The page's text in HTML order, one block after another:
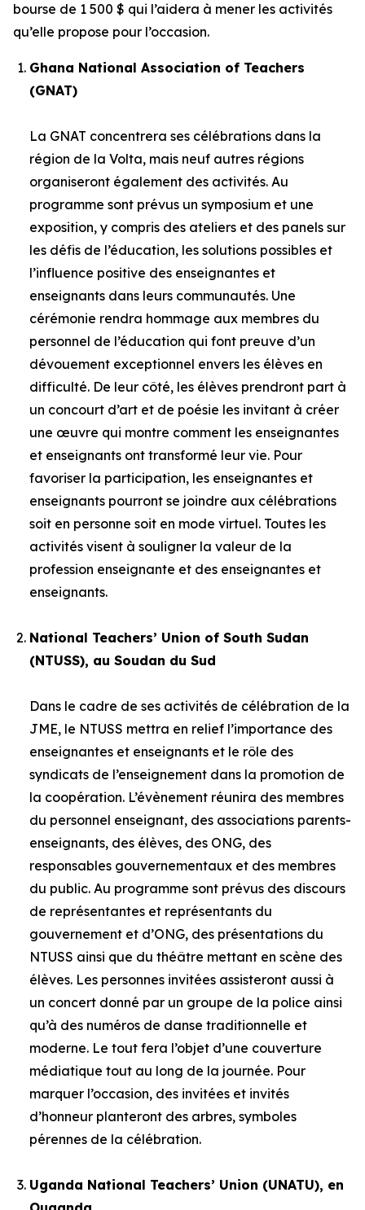
bourse de 1 500 $ qui l’aidera à mener les activités
qu’elle propose pour l’occasion.
Ghana National Association of Teachers
(GNAT)
La GNAT concentrera ses célébrations dans la
région de la Volta, mais neuf autres régions
organiseront également des activités. Au
programme sont prévus un symposium et une
exposition, y compris des ateliers et des panels sur
les défis de l’éducation, les solutions possibles et
l’influence positive des enseignantes et
enseignants dans leurs communautés. Une
cérémonie rendra hommage aux membres du
personnel de l’éducation qui font preuve d’un
dévouement exceptionnel envers les élèves en
difficulté. De leur côté, les élèves prendront part à
un concourt d’art et de poésie les invitant à créer
une œuvre qui montre comment les enseignantes
et enseignants ont transformé leur vie. Pour
favoriser la participation, les enseignantes et
enseignants pourront se joindre aux célébrations
soit en personne soit en mode virtuel. Toutes les
activités visent à souligner la valeur de la
profession enseignante et des enseignantes et
enseignants.
National Teachers’ Union of South Sudan
(NTUSS), au Soudan du Sud
Dans le cadre de ses activités de célébration de la
JME, le NTUSS mettra en relief l’importance des
enseignantes et enseignants et le rôle des
syndicats de l’enseignement dans la promotion de
la coopération. L’évènement réunira des membres
du personnel enseignant, des associations parents-
enseignants, des élèves, des ONG, des
responsables gouvernementaux et des membres
du public. Au programme sont prévus des discours
de représentantes et représentants du
gouvernement et d’ONG, des présentations du
NTUSS ainsi que du théâtre mettant en scène des
élèves. Les personnes invitées assisteront aussi à
un concert donné par un groupe de la police ainsi
qu’à des numéros de danse traditionnelle et
moderne. Le tout fera l’objet d’une couverture
médiatique tout au long de la journée. Pour
marquer l’occasion, des invitées et invités
d’honneur planteront des arbres, symboles
pérennes de la célébration.
Uganda National Teachers’ Union (UNATU), en